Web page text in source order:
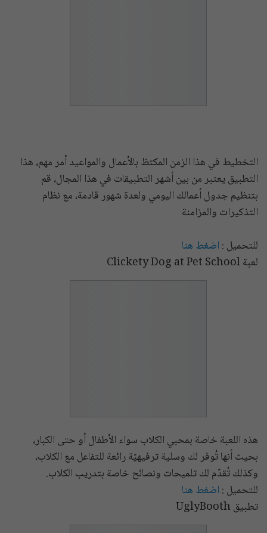
التخطيط في هذا الزمن المكتظ بالأعمال والمواعيد أمر مهم، هذا
التطبيق يعتبر من بين أشهر التطبيقات في هذا المجال، قم
بتنظيم جدول أعمالك اليومي ولعدة شهور قادمة، مع نظام
التذكيرات والمزامنة
للتحميل : اضغط هنا
لعبة Clickety Dog at Pet School
هذه اللعبة خاصة بمحبي الكلاب سواء الأطفال أو حتى الكبار،
بحيث أنها تُوفر لك وسلية ترفيهيّة رائعة للتفاعل مع الكلاب،
وكذلك تُقدّم لك تلميحات ونصائح خاصة بتدريب الكلاب.
للتحميل : اضغط هنا
تطبيق UglyBooth